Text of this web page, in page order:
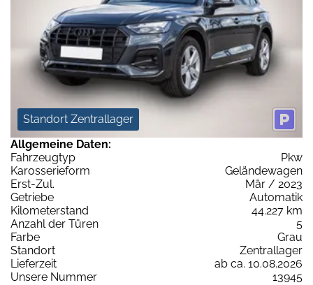
Standort Zentrallager
Allgemeine Daten:
Fahrzeugtyp
Pkw
Karosserieform
Geländewagen
Erst-Zul.
Mär / 2023
Getriebe
Automatik
Kilometerstand
44.227 km
Anzahl der Türen
5
Farbe
Grau
Standort
Zentrallager
Lieferzeit
ab ca. 10.08.2026
Unsere Nummer
13945